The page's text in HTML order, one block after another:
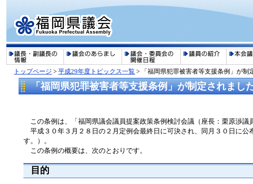
トップページ >平成29年度トピックス一覧 > 「福岡県犯罪被害者等支援条例」が制
「福岡県犯罪被害者等支援条例」が制定されまし
この条例は、「福岡県議会議員提案政策条例検討会議（座長：栗原渉議
平成３０年３月２８日の２月定例会最終日に可決され、同月３０日に
す。）。
この条例の概要は、次のとおりです。
目的